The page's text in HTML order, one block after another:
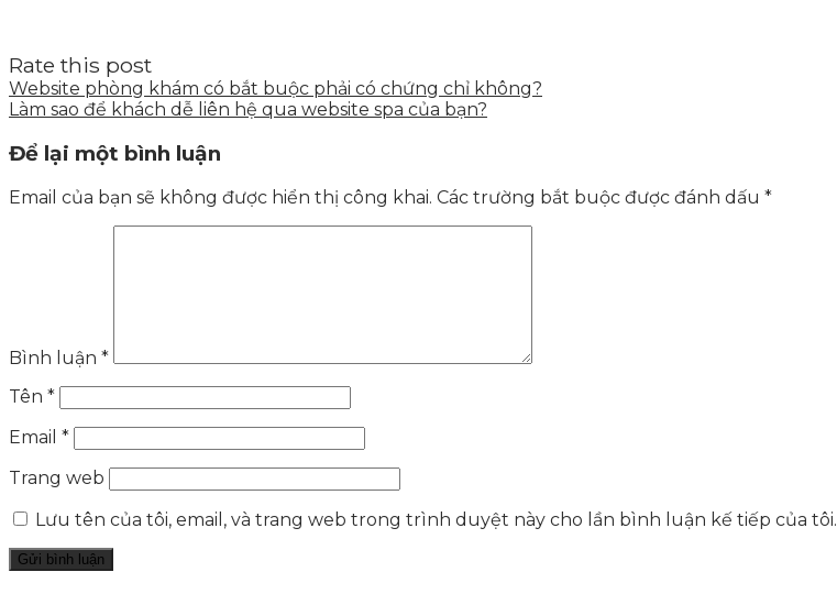
Rate this post
Website phòng khám có bắt buộc phải có chứng chỉ không?
Làm sao để khách dễ liên hệ qua website spa của bạn?
Để lại một bình luận
Email của bạn sẽ không được hiển thị công khai. Các trường bắt buộc được đánh dấu *
Bình luận *
Tên *
Email *
Trang web
Lưu tên của tôi, email, và trang web trong trình duyệt này cho lần bình luận kế tiếp của tôi.